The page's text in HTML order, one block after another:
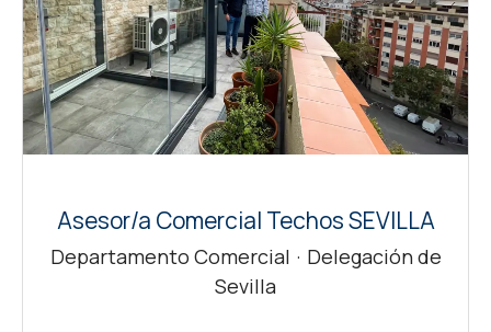
Asesor/a Comercial Techos SEVILLA
Departamento Comercial · Delegación de
Sevilla